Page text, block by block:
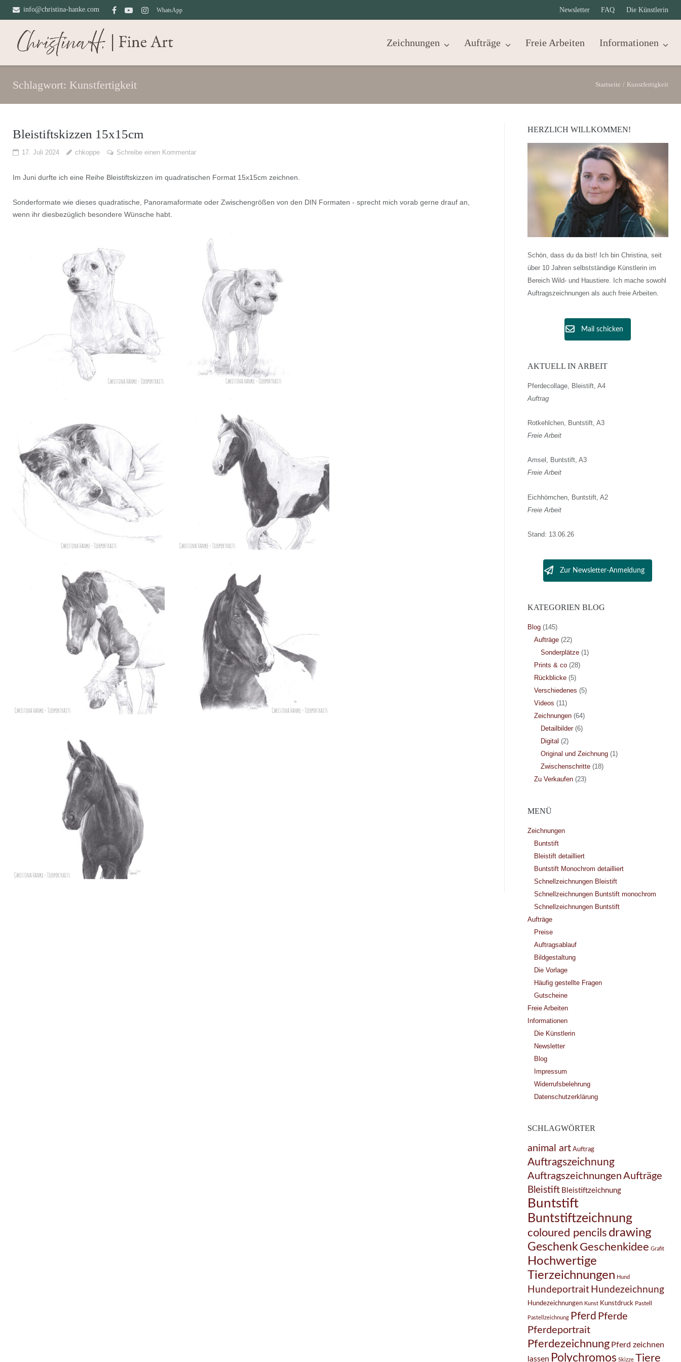
Direkt
info@christina-hanke.com WhatsApp Newsletter FAQ Die Künstlerin
Zeichnungen Aufträge Freie Arbeiten Informationen
Schlagwort: Kunstfertigkeit Startseite / Kunstfertigkeit
Bleistiftskizzen 15x15cm
17. Juli 2024 chkoppe Schreibe einen Kommentar
Im Juni durfte ich eine Reihe Bleistiftskizzen im quadratischen Format 15x15cm zeichnen.
Sonderformate wie dieses quadratische, Panoramaformate oder Zwischengrößen von den DIN Formaten - sprecht mich vorab gerne drauf an,
wenn ihr diesbezüglich besondere Wünsche habt.
HERZLICH WILLKOMMEN!
Schön, dass du da bist! Ich bin Christina, seit
über 10 Jahren selbstständige Künstlerin im
Bereich Wild- und Haustiere. Ich mache sowohl
Auftragszeichnungen als auch freie Arbeiten.
Mail schicken
AKTUELL IN ARBEIT
Pferdecollage, Bleistift, A4
Auftrag
Rotkehlchen, Buntstift, A3
Freie Arbeit
Amsel, Buntstift, A3
Freie Arbeit
Eichhörnchen, Buntstift, A2
Freie Arbeit
Stand: 13.06.26
Zur Newsletter-Anmeldung
KATEGORIEN BLOG
Blog(145)
Aufträge(22)
Sonderplätze(1)
Prints & co(28)
Rückblicke(5)
Verschiedenes (5)
Videos (11)
Zeichnungen(64)
Detailbilder(6)
Digital (2)
Original und Zeichnung(1)
Zwischenschritte(18)
Zu Verkaufen(23)
MENÜ
Zeichnungen
Buntstift
Bleistift detailliert
Buntstift Monochrom detailliert
Schnellzeichnungen Bleistift
Schnellzeichnungen Buntstift monochrom
Schnellzeichnungen Buntstift
Aufträge
Preise
Auftragsablauf
Bildgestaltung
Die Vorlage
Häufig gestellte Fragen
Gutscheine
Freie Arbeiten
Informationen
Die Künstlerin
Newsletter
Blog
Impressum
Widerrufsbelehrung
Datenschutzerklärung
SCHLAGWÖRTER
animal art Auftrag
Auftragszeichnung
Auftragszeichnungen Aufträge
Bleistift Bleistiftzeichnung
Buntstift
Buntstiftzeichnung
coloured pencils drawing
Geschenk Geschenkidee Grafit
Hochwertige
Tierzeichnungen Hund
Hundeportrait Hundezeichnung
Hundezeichnungen Kunst Kunstdruck Pastell
Pastellzeichnung Pferd Pferde
Pferdeportrait
Pferdezeichnung Pferd zeichnen
lassen Polychromos Skizze Tiere